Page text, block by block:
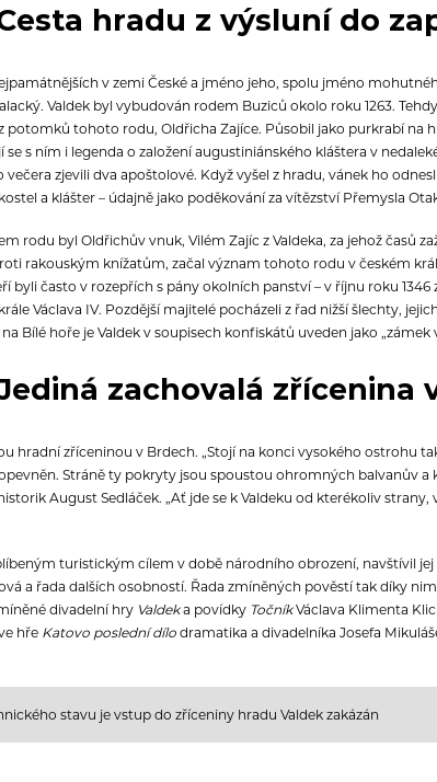
hradu z výsluní do
v zemi České a jméno jeho, spolu jméno
Valdek byl vybudován rodem Buziců okolo roku 1263.
potomků tohoto rodu, Oldřicha Zajíce. Působil jako purkrabí na
se s ním i legenda o založení augustiniánského kláštera v
večera zjevili dva apoštolové. Když vyšel z hradu, vánek ho
a klášter – údajně jako poděkování za vítězství Přemysla
rodu byl Oldřichův vnuk, Vilém Zajíc z Valdeka, za jehož časů
rakouským knížatům, začal význam tohoto rodu v českém
byli často v rozepřích s pány okolních panství – v říjnu roku
Václava IV. Pozdější majitelé pocházeli z řad nižší šlechty,
Bílé hoře je Valdek v soupisech konfiskátů uveden jako „zámek
zachovalá zřícenina
hradní zříceninou v Brdech. „Stojí na konci vysokého ostrohu
Stráně ty pokryty jsou spoustou ohromných balvanův a
August Sedláček. „Ať jde se k Valdeku od kterékoliv
turistickým cílem v době národního obrození, navštívil jej
a řada dalších osobností. Řada zmíněných pověstí tak díky
divadelní hry Valdeka povídky TočníkVáclava Klimenta
hře Katovo poslední dílodramatika a divadelníka Josefa
stavu je vstup do zříceniny hradu Valdek zakázán